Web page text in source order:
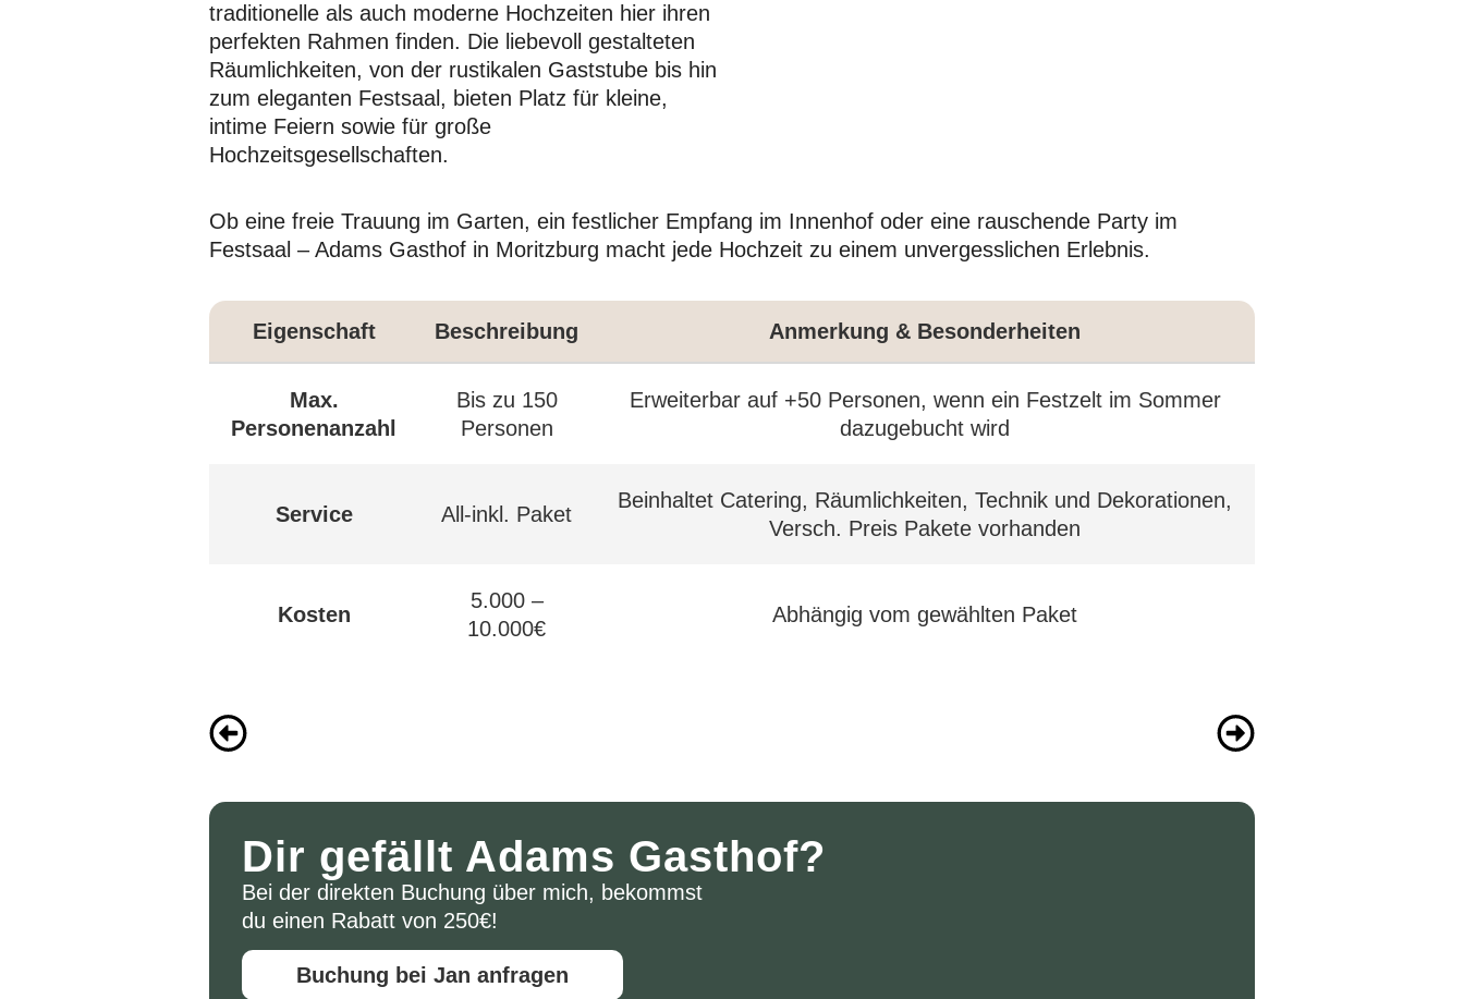
traditionelle als auch moderne Hochzeiten hier ihren
perfekten Rahmen finden. Die liebevoll gestalteten
Räumlichkeiten, von der rustikalen Gaststube bis hin
zum eleganten Festsaal, bieten Platz für kleine,
intime Feiern sowie für große
Hochzeitsgesellschaften.
Ob eine freie Trauung im Garten, ein festlicher Empfang im Innenhof oder eine rauschende Party im
Festsaal – Adams Gasthof in Moritzburg macht jede Hochzeit zu einem unvergesslichen Erlebnis.
Eigenschaft Beschreibung Anmerkung & Besonderheiten
Max.
Personenanzahl
Bis zu 150
Personen
Erweiterbar auf +50 Personen, wenn ein Festzelt im Sommer
dazugebucht wird
Service All-inkl. Paket
Beinhaltet Catering, Räumlichkeiten, Technik und Dekorationen,
Versch. Preis Pakete vorhanden
Kosten
5.000 –
10.000€
Abhängig vom gewählten Paket
Dir gefällt Adams Gasthof?
Bei der direkten Buchung über mich, bekommst
du einen Rabatt von 250€!
Buchung bei Jan anfragen